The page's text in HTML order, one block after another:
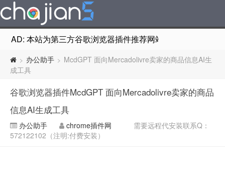
AD: 本站为第三方谷歌浏览器插件推荐网站，非Google
> 办公助手 > McdGPT 面向Mercadolivre卖家的商品信息AI生
成工具
谷歌浏览器插件McdGPT 面向Mercadolivre卖家的商品
信息AI生成工具
办公助手 chrome插件网
需要远程代安装联系Q：
572122102（注明:付费安装）